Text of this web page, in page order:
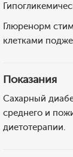
Глюренорм
клетками
Показания
Сахарный
среднего и
диетотерапии.